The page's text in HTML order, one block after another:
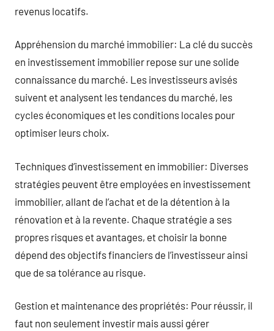
revenus locatifs.
Appréhension du marché immobilier: La clé du succès
en investissement immobilier repose sur une solide
connaissance du marché. Les investisseurs avisés
suivent et analysent les tendances du marché, les
cycles économiques et les conditions locales pour
optimiser leurs choix.
Techniques d’investissement en immobilier: Diverses
stratégies peuvent être employées en investissement
immobilier, allant de l’achat et de la détention à la
rénovation et à la revente. Chaque stratégie a ses
propres risques et avantages, et choisir la bonne
dépend des objectifs financiers de l’investisseur ainsi
que de sa tolérance au risque.
Gestion et maintenance des propriétés: Pour réussir, il
faut non seulement investir mais aussi gérer